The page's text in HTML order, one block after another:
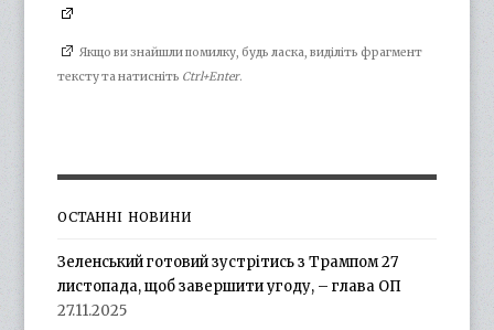
Якщо ви знайшли помилку, будь ласка, виділіть фрагмент
тексту та натисніть Ctrl+Enter.
ОСТАННІ НОВИНИ
Зеленський готовий зустрітись з Трампом 27
листопада, щоб завершити угоду, – глава ОП
27.11.2025